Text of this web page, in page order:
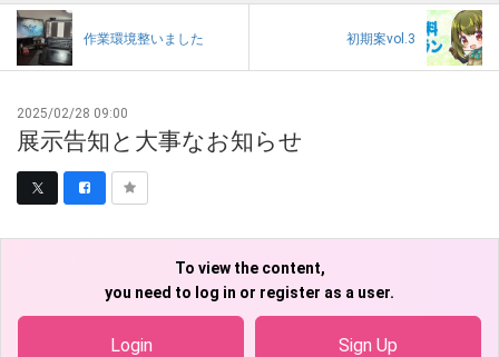
作業環境整いました 初期案vol.3
2025/02/28 09:00
展示告知と大事なお知らせ
To view the content,
you need to log in or register as a user.
Login Sign Up